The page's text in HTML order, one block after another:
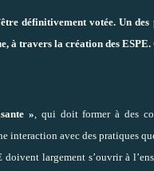
définitivement votée. Un
à travers la création des ESPE.
» , qui doit former à des
interaction avec des pratiques
largement s’ouvrir à